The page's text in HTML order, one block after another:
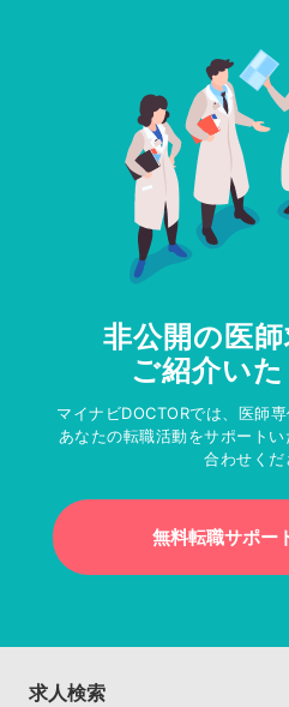
非公開の医
ご紹介いた
マイナビDOCTORでは、医師
あなたの転職活動をサポート
合わせくだ
無料転職サポー
求人検索